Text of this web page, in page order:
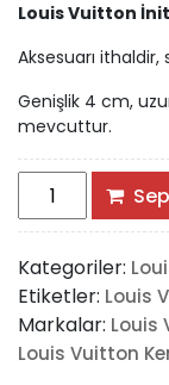
Louis Vuitton
Aksesuarı ithaldir,
Genişlik 4 cm,
mevcuttur.
Louis
Vuitton
İnitials
Hakiki
Süet
Deri
Kemer
Kategoriler:
Etiketler: Louis
Markalar: Louis
Louis Vuitton